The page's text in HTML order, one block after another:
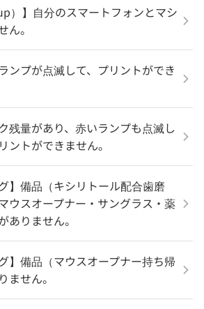
）】自分のスマートフォンとマシ
ん。
ンプが点滅して、プリントができ
残量があり、赤いランプも点滅し
ントができません。
】備品（キシリトール配合歯磨
ウスオープナー・サングラス・薬
ありません。
】備品（マウスオープナー持ち帰
ません。